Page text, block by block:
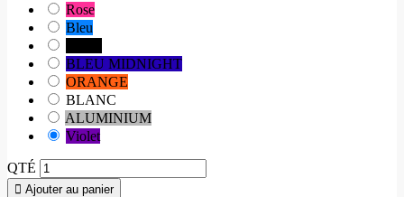
Rose
Bleu
BLEU MIDNIGHT
ORANGE
BLANC
ALUMINIUM
Violet
QTÉ
Ajouter au panier